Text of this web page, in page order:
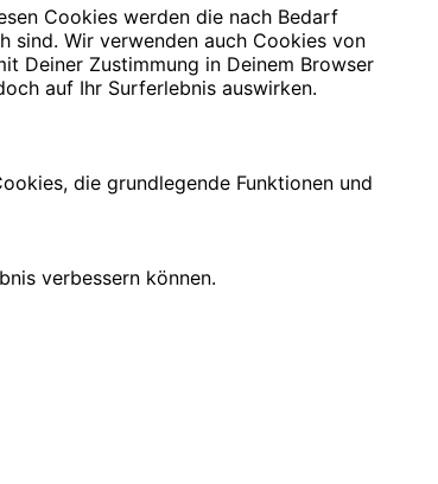
Cookies werden die nach Bedarf
sind. Wir verwenden auch Cookies von
Deiner Zustimmung in Deinem Browser
auf Ihr Surferlebnis auswirken.
die grundlegende Funktionen und
verbessern können.